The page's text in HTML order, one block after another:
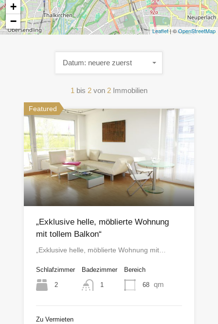
+
−
Leaflet| ©OpenStreetMap
1 bis 2 von 2 Immobilien
Datum: neuere zuerst
Featured
„Exklusive helle, möblierte Wohnung
mit tollem Balkon“
„Exklusive helle, möblierte Wohnung mit…
Schlafzimmer
2
Badezimmer
1
Bereich
68 qm
Zu Vermieten